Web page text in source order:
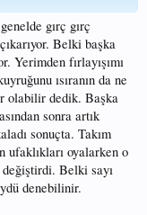
gırç gırç
Belki başka
Yerimden fırlayışımı
ısıranın da ne
olabilir dedik. Başka
sonra artık
sonuçta. Takım
ufaklıkları oyalarken o
değiştirdi. Belki sayı
denebilinir.